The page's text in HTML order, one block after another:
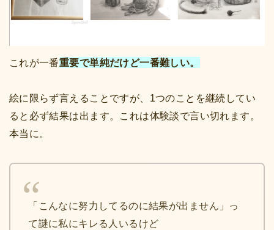
これが一番重要で単純だけど一番難しい。
絵に限らず言えることですが、1つのことを継続してい
ると必ず結果は出ます。これは体験談で言い切れます。
本当に。
「こんなに努力してるのに結果が出ません」っ
て謎に私にキレる人いるけど